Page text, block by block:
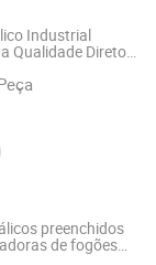
Industrial
Qualidade Direto
Traseira
preenchidos
de fogões